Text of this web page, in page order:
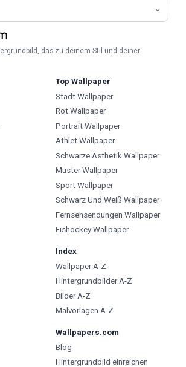
das zu deinem Stil und deiner
Top Wallpaper
Stadt Wallpaper
Rot Wallpaper
Portrait Wallpaper
Athlet Wallpaper
Schwarze Ästhetik Wallpaper
Muster Wallpaper
Sport Wallpaper
Schwarz Und Weiß Wallpaper
Fernsehsendungen Wallpaper
Eishockey Wallpaper
Index
Wallpaper A-Z
Hintergrundbilder A-Z
Bilder A-Z
Malvorlagen A-Z
Wallpapers.com
Blog
Hintergrundbild einreichen